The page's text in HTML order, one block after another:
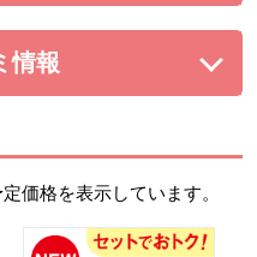
情報
展開する。
価格を表示しています。